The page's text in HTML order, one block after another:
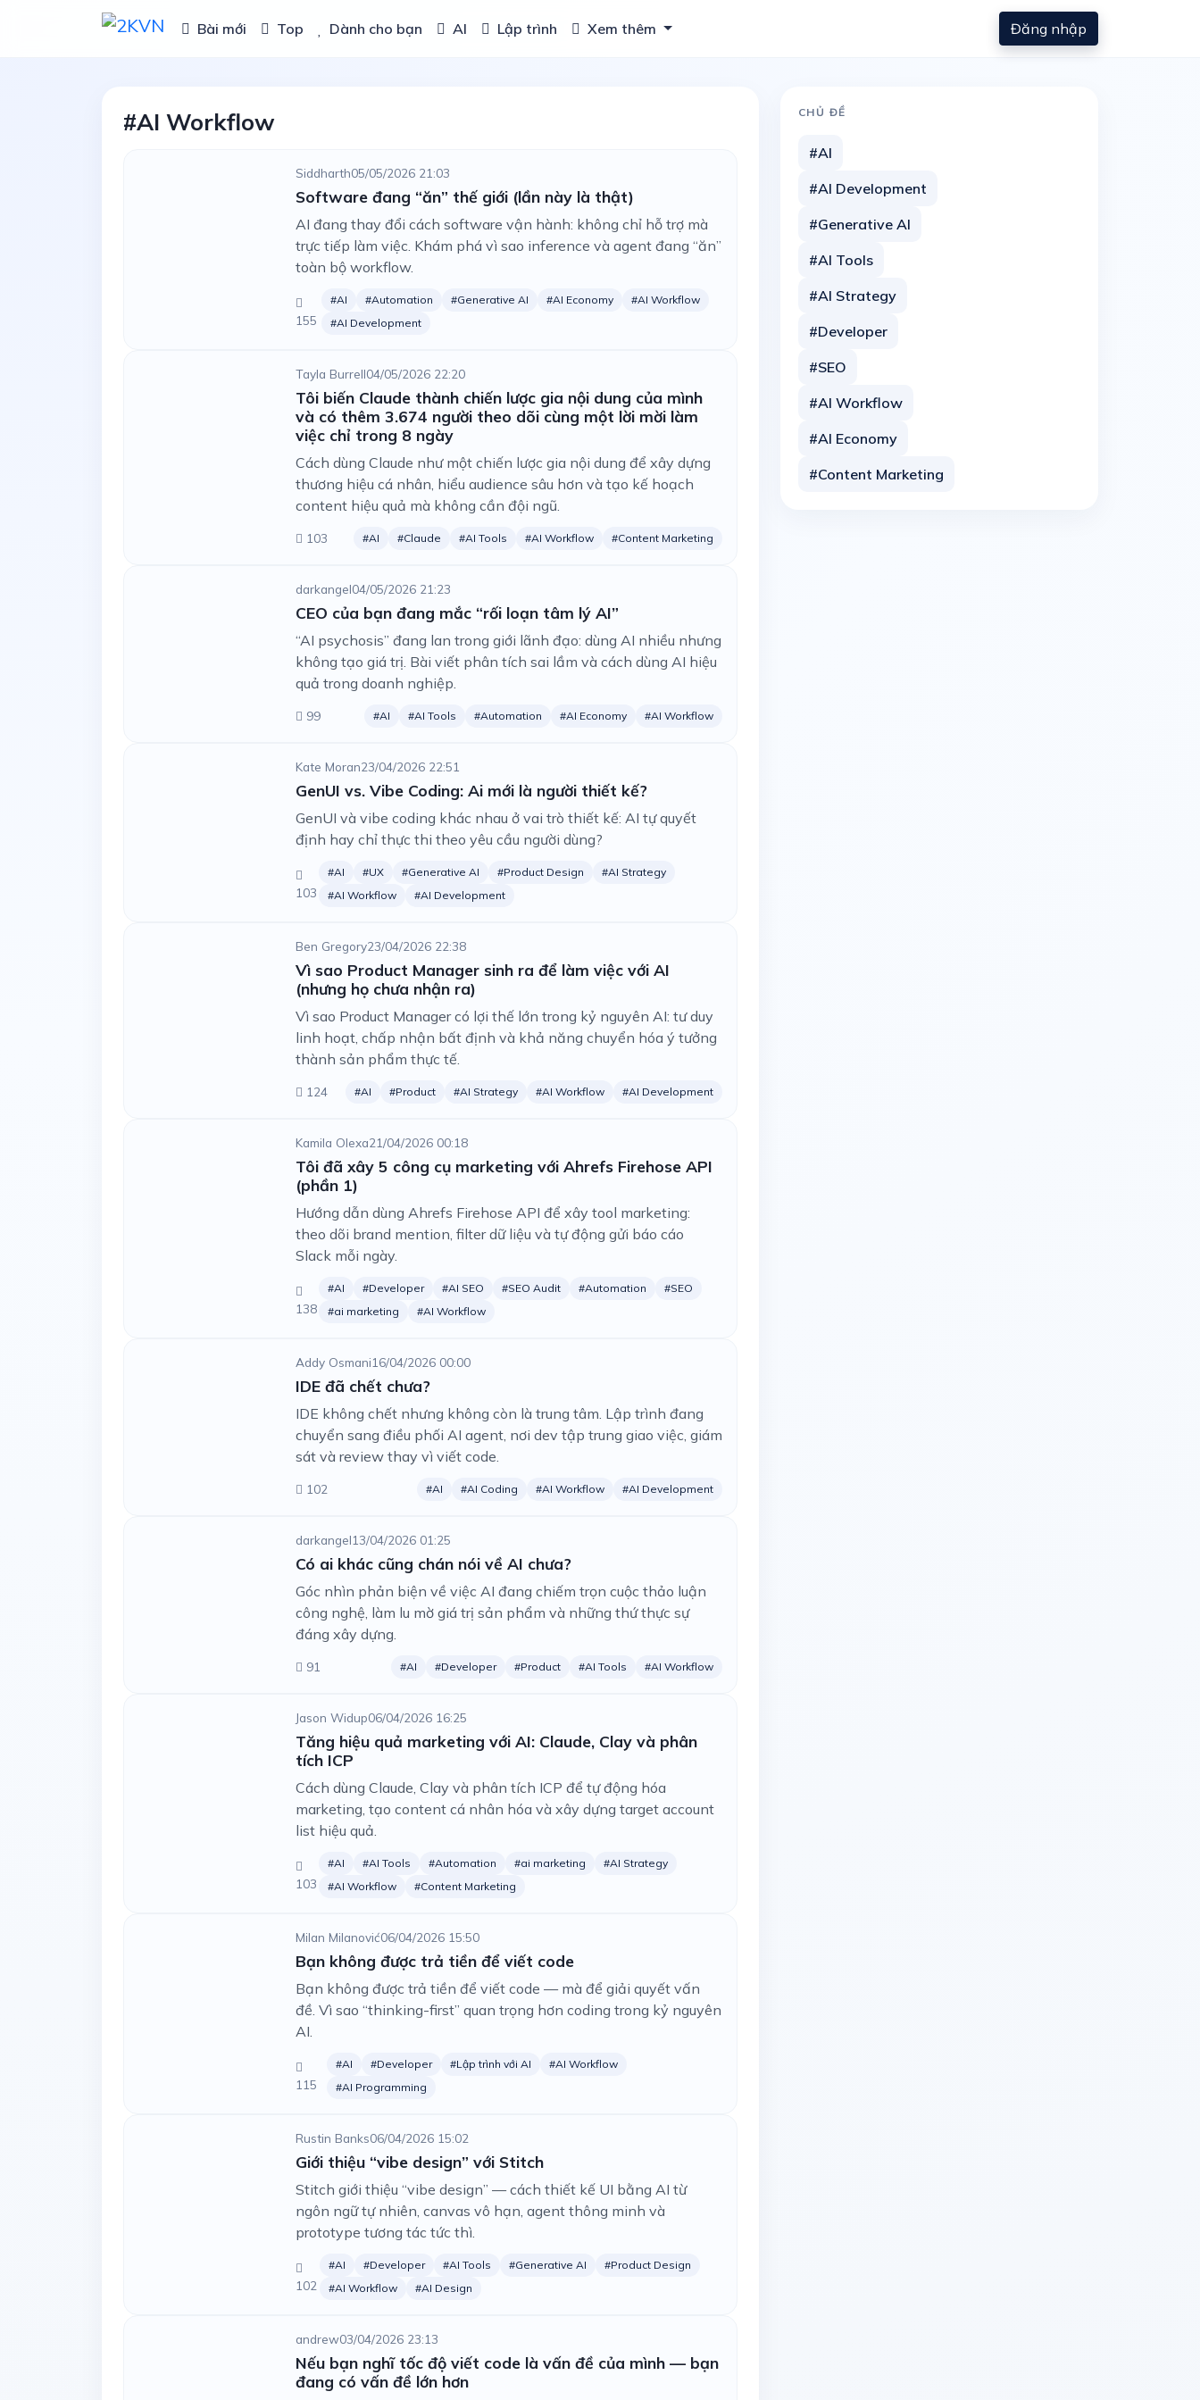
Bài mới Top Dành cho bạn AI Lập trình Xem thêm Đăng nhập
#AI Workflow
Siddharth05/05/2026 21:03
Software đang “ăn” thế giới (lần này là thật)
AI đang thay đổi cách software vận hành: không chỉ hỗ trợ mà
trực tiếp làm việc. Khám phá vì sao inference và agent đang “ăn”
toàn bộ workflow.
155
#AI #Automation #Generative AI #AI Economy
#AI Workflow
#AI Development
Tayla Burrell04/05/2026 22:20
Tôi biến Claude thành chiến lược gia nội dung của mình
và có thêm 3.674 người theo dõi cùng một lời mời làm
việc chỉ trong 8 ngày
Cách dùng Claude như một chiến lược gia nội dung để xây dựng
thương hiệu cá nhân, hiểu audience sâu hơn và tạo kế hoạch
content hiệu quả mà không cần đội ngũ.
103 #AI #Claude #AI Tools #AI Workflow #Content Marketing
darkangel04/05/2026 21:23
CEO của bạn đang mắc “rối loạn tâm lý AI”
“AI psychosis” đang lan trong giới lãnh đạo: dùng AI nhiều nhưng
không tạo giá trị. Bài viết phân tích sai lầm và cách dùng AI hiệu
quả trong doanh nghiệp.
99 #AI #AI Tools #Automation #AI Economy #AI Workflow
Kate Moran23/04/2026 22:51
GenUI vs. Vibe Coding: Ai mới là người thiết kế?
GenUI và vibe coding khác nhau ở vai trò thiết kế: AI tự quyết
định hay chỉ thực thi theo yêu cầu người dùng?
103
#AI #UX #Generative AI #Product Design
#AI Strategy
#AI Workflow
#AI Development
Ben Gregory23/04/2026 22:38
Vì sao Product Manager sinh ra để làm việc với AI
(nhưng họ chưa nhận ra)
Vì sao Product Manager có lợi thế lớn trong kỷ nguyên AI: tư duy
linh hoạt, chấp nhận bất định và khả năng chuyển hóa ý tưởng
thành sản phẩm thực tế.
124 #AI #Product #AI Strategy #AI Workflow #AI Development
Kamila Olexa21/04/2026 00:18
Tôi đã xây 5 công cụ marketing với Ahrefs Firehose API
(phần 1)
Hướng dẫn dùng Ahrefs Firehose API để xây tool marketing:
theo dõi brand mention, filter dữ liệu và tự động gửi báo cáo
Slack mỗi ngày.
138
#AI #Developer #AI SEO #SEO Audit #Automation
#SEO
#ai marketing
#AI Workflow
Addy Osmani16/04/2026 00:00
IDE đã chết chưa?
IDE không chết nhưng không còn là trung tâm. Lập trình đang
chuyển sang điều phối AI agent, nơi dev tập trung giao việc, giám
sát và review thay vì viết code.
102 #AI #AI Coding #AI Workflow #AI Development
darkangel13/04/2026 01:25
Có ai khác cũng chán nói về AI chưa?
Góc nhìn phản biện về việc AI đang chiếm trọn cuộc thảo luận
công nghệ, làm lu mờ giá trị sản phẩm và những thứ thực sự
đáng xây dựng.
91 #AI #Developer #Product #AI Tools #AI Workflow
Jason Widup06/04/2026 16:25
Tăng hiệu quả marketing với AI: Claude, Clay và phân
tích ICP
Cách dùng Claude, Clay và phân tích ICP để tự động hóa
marketing, tạo content cá nhân hóa và xây dựng target account
list hiệu quả.
103
#AI #AI Tools #Automation #ai marketing
#AI Strategy
#AI Workflow
#Content Marketing
Milan Milanović06/04/2026 15:50
Bạn không được trả tiền để viết code
Bạn không được trả tiền để viết code — mà để giải quyết vấn
đề. Vì sao “thinking-first” quan trọng hơn coding trong kỷ nguyên
AI.
115
#AI #Developer #Lập trình với AI
#AI Workflow
#AI Programming
Rustin Banks06/04/2026 15:02
Giới thiệu “vibe design” với Stitch
Stitch giới thiệu “vibe design” — cách thiết kế UI bằng AI từ
ngôn ngữ tự nhiên, canvas vô hạn, agent thông minh và
prototype tương tác tức thì.
102
#AI #Developer #AI Tools #Generative AI
#Product Design
#AI Workflow
#AI Design
andrew03/04/2026 23:13
Nếu bạn nghĩ tốc độ viết code là vấn đề của mình — bạn
đang có vấn đề lớn hơn
CHỦ ĐỀ
#AI
#AI Development
#Generative AI
#AI Tools
#AI Strategy
#Developer
#SEO
#AI Workflow
#AI Economy
#Content Marketing